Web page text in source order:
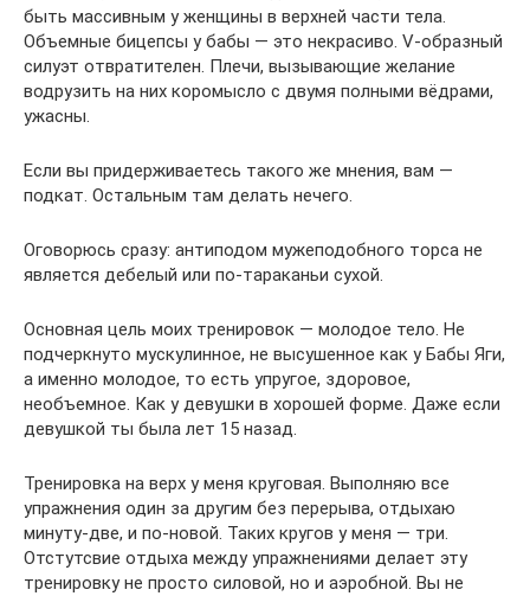
быть массивным у женщины в верхней части тела.
Объемные бицепсы у бабы — это некрасиво. V-образный
силуэт отвратителен. Плечи, вызывающие желание
водрузить на них коромысло с двумя полными вёдрами,
ужасны.
Если вы придерживаетесь такого же мнения, вам —
подкат. Остальным там делать нечего.
Оговорюсь сразу: антиподом мужеподобного торса не
является дебелый или по-тараканьи сухой.
Основная цель моих тренировок — молодое тело. Не
подчеркнуто мускулинное, не высушенное как у Бабы Яги,
а именно молодое, то есть упругое, здоровое,
необъемное. Как у девушки в хорошей форме. Даже если
девушкой ты была лет 15 назад.
Тренировка на верх у меня круговая. Выполняю все
упражнения один за другим без перерыва, отдыхаю
минуту-две, и по-новой. Таких кругов у меня — три.
Отстутсвие отдыха между упражнениями делает эту
тренировку не просто силовой, но и аэробной. Вы не